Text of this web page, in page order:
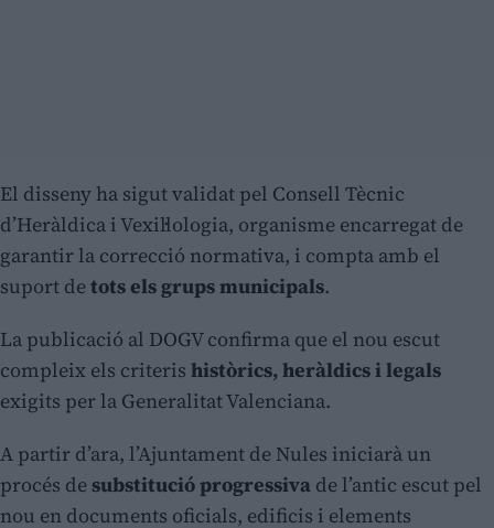
El disseny ha sigut validat pel Consell Tècnic
d’Heràldica i Vexil·lologia, organisme encarregat de
garantir la correcció normativa, i compta amb el
suport detots els grups municipals.
La publicació al DOGV confirma que el nou escut
compleix els criteris històrics, heràldics i legals
exigits per la Generalitat Valenciana.
A partir d’ara, l’Ajuntament de Nules iniciarà un
procés desubstitució progressiva de l’antic escut pel
nou en documents oficials, edificis i elements